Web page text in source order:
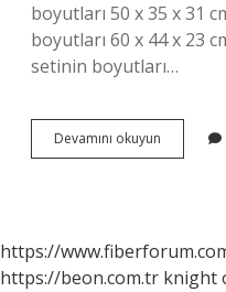
boyutları 50 x 35 x 31
boyutları 60 x 44 x 23
setinin boyutları…
Devamını okuyun
40
https://
https://beon.com.tr knight